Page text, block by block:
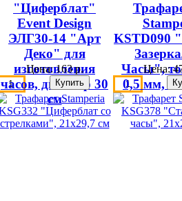
"Циферблат"
Event Design
ЭЛГ30-14 "Арт
Деко" для
изготовления
часов, диаметр 30
см
Цена:163 р.
KSTD090
Часы",
0,5 мм,
Цена: